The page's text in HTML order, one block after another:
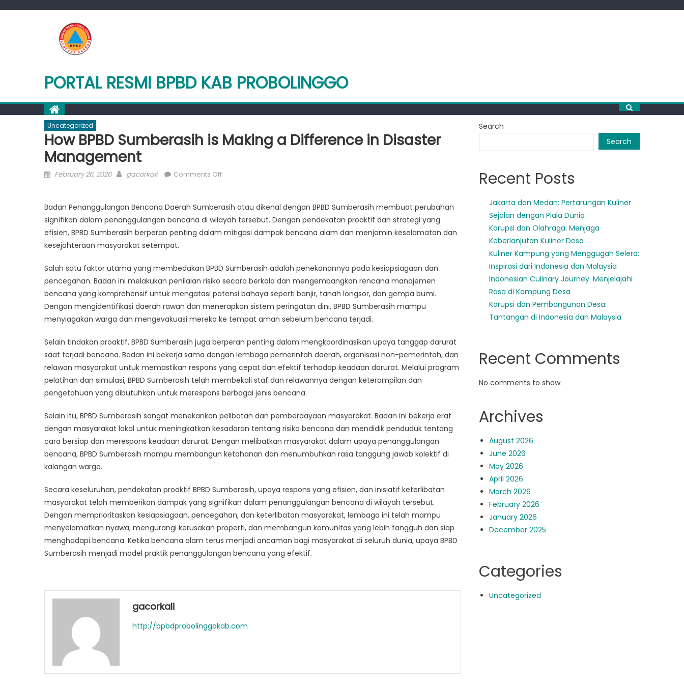
PORTAL RESMI BPBD KAB PROBOLINGGO
Uncategorized
How BPBD Sumberasih is Making a Difference in Disaster
Management
Posted
February 26, 2026 Author
gacorkali Comments Offon
Sumberasih
is
Making
in
Disaster
Management
Badan Penanggulangan Bencana Daerah Sumberasih atau dikenal dengan BPBD Sumberasih membuat perubahan
signifikan dalam penanggulangan bencana di wilayah tersebut. Dengan pendekatan proaktif dan strategi yang
efisien, BPBD Sumberasih berperan penting dalam mitigasi dampak bencana alam dan menjamin keselamatan dan
kesejahteraan masyarakat setempat.
Salah satu faktor utama yang membedakan BPBD Sumberasih adalah penekanannya pada kesiapsiagaan dan
pencegahan. Badan ini melakukan penilaian risiko secara berkala dan mengembangkan rencana manajemen
bencana yang komprehensif untuk mengatasi potensi bahaya seperti banjir, tanah longsor, dan gempa bumi.
Dengan mengidentifikasi daerah rawan dan menerapkan sistem peringatan dini, BPBD Sumberasih mampu
menyiagakan warga dan mengevakuasi mereka ke tempat aman sebelum bencana terjadi.
Selain tindakan proaktif, BPBD Sumberasih juga berperan penting dalam mengkoordinasikan upaya tanggap darurat
saat terjadi bencana. Badan ini bekerja sama dengan lembaga pemerintah daerah, organisasi non-pemerintah, dan
relawan masyarakat untuk memastikan respons yang cepat dan efektif terhadap keadaan darurat. Melalui program
pelatihan dan simulasi, BPBD Sumberasih telah membekali staf dan relawannya dengan keterampilan dan
pengetahuan yang dibutuhkan untuk merespons berbagai jenis bencana.
Selain itu, BPBD Sumberasih sangat menekankan pelibatan dan pemberdayaan masyarakat. Badan ini bekerja erat
dengan masyarakat lokal untuk meningkatkan kesadaran tentang risiko bencana dan mendidik penduduk tentang
cara bersiap dan merespons keadaan darurat. Dengan melibatkan masyarakat dalam upaya penanggulangan
bencana, BPBD Sumberasih mampu membangun ketahanan dan menumbuhkan rasa tanggung jawab kolektif di
kalangan warga.
Secara keseluruhan, pendekatan proaktif BPBD Sumberasih, upaya respons yang efisien, dan inisiatif keterlibatan
masyarakat telah memberikan dampak yang signifikan dalam penanggulangan bencana di wilayah tersebut.
Dengan memprioritaskan kesiapsiagaan, pencegahan, dan keterlibatan masyarakat, lembaga ini telah mampu
menyelamatkan nyawa, mengurangi kerusakan properti, dan membangun komunitas yang lebih tangguh dan siap
menghadapi bencana. Ketika bencana alam terus menjadi ancaman bagi masyarakat di seluruh dunia, upaya BPBD
Sumberasih menjadi model praktik penanggulangan bencana yang efektif.
gacorkali
http://bpbdprobolinggokab.com
Search
Search
Recent Posts
Jakarta dan Medan: Pertarungan Kuliner
Sejalan dengan Piala Dunia
Korupsi dan Olahraga: Menjaga
Keberlanjutan Kuliner Desa
Kuliner Kampung yang Menggugah Selera:
Inspirasi dari Indonesia dan Malaysia
Indonesian Culinary Journey: Menjelajahi
Rasa di Kampung Desa
Korupsi dan Pembangunan Desa:
Tantangan di Indonesia dan Malaysia
Recent Comments
No comments to show.
Archives
August 2026
June 2026
May 2026
April 2026
March 2026
February 2026
January 2026
December 2025
Categories
Uncategorized